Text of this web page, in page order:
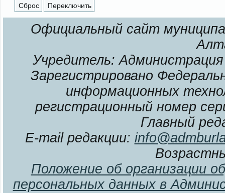
Официальный сайт
Учредитель: Администрация
Зарегистрировано
информационных
регистрационный номер
Главный
E-mail редакции:
Положение об организации
персональных данных в